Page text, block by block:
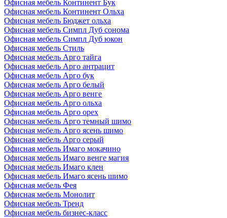
Офисная мебель Континент Бук
Офисная мебель Континент Ольха
Офисная мебель Бюджет ольха
Офисная мебель Симпл Дуб сонома
Офисная мебель Симпл Дуб юкон
Офисная мебель Стиль
Офисная мебель Арго тайга
Офисная мебель Арго антрацит
Офисная мебель Арго бук
Офисная мебель Арго белый
Офисная мебель Арго венге
Офисная мебель Арго ольха
Офисная мебель Арго орех
Офисная мебель Арго темный шимо
Офисная мебель Арго ясень шимо
Офисная мебель Арго серый
Офисная мебель Имаго мокачино
Офисная мебель Имаго венге магия
Офисная мебель Имаго клен
Офисная мебель Имаго ясень шимо
Офисная мебель Фея
Офисная мебель Монолит
Офисная мебель Тренд
Офисная мебель бизнес-класс